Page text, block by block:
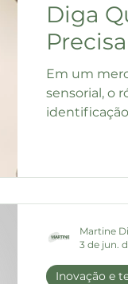
Diga
Em um
sensorial, o
Inovação e
Martine
3 de jun.